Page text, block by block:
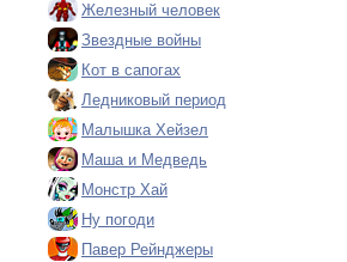
Железный человек
Звездные войны
Кот в сапогах
Ледниковый период
Малышка Хейзел
Маша и Медведь
Монстр Хай
Ну погоди
Павер Рейнджеры